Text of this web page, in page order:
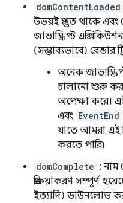
domContentLoaded
উভয়ই প্রস্তুত থাকে
জাভাস্ক্রিপ্ট
(সম্ভাব্যভাবে) রেন্ডার
অনেক
চালানো শুরু
অপেক্ষা করে।
এবং EventEnd
যাতে আমরা এই
করতে পারি৷
domComplete : নাম
প্রক্রিয়াকরণ সম্পূর্ণ
ইত্যাদি) ডাউনলোড